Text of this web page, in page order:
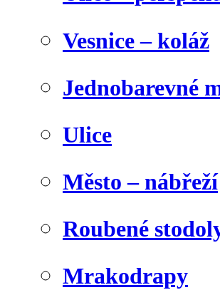
Vesnice – koláž
Jednobarevné
Ulice
Město – nábřeží
Roubené
Mrakodrapy